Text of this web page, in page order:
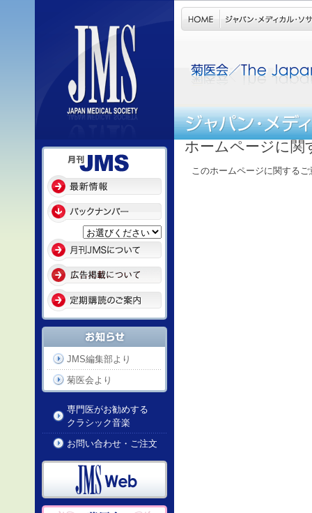
JMS編集部より
菊医会より
専門医がお勧めする
クラシック音楽
お問い合わせ・ご注文
ホームページに関
このホームページに関する